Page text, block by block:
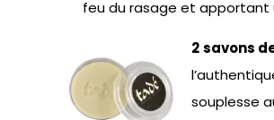
feu du rasage et apportant
2 savons
souplesse